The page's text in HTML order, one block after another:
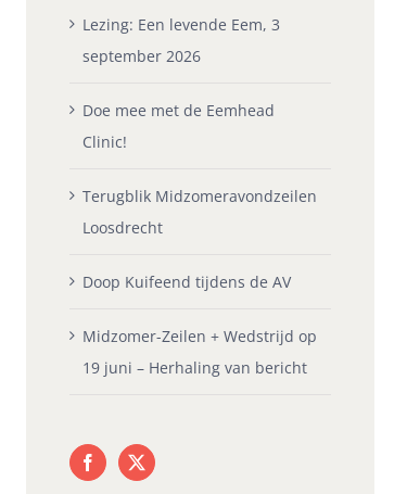
AV
juni 16th, 2026
Lezing: Een levende Eem, 3
september 2026
Doe mee met de Eemhead
Clinic!
Terugblik Midzomeravondzeilen
Loosdrecht
Doop Kuifeend tijdens de AV
Midzomer-Zeilen + Wedstrijd op
19 juni – Herhaling van bericht